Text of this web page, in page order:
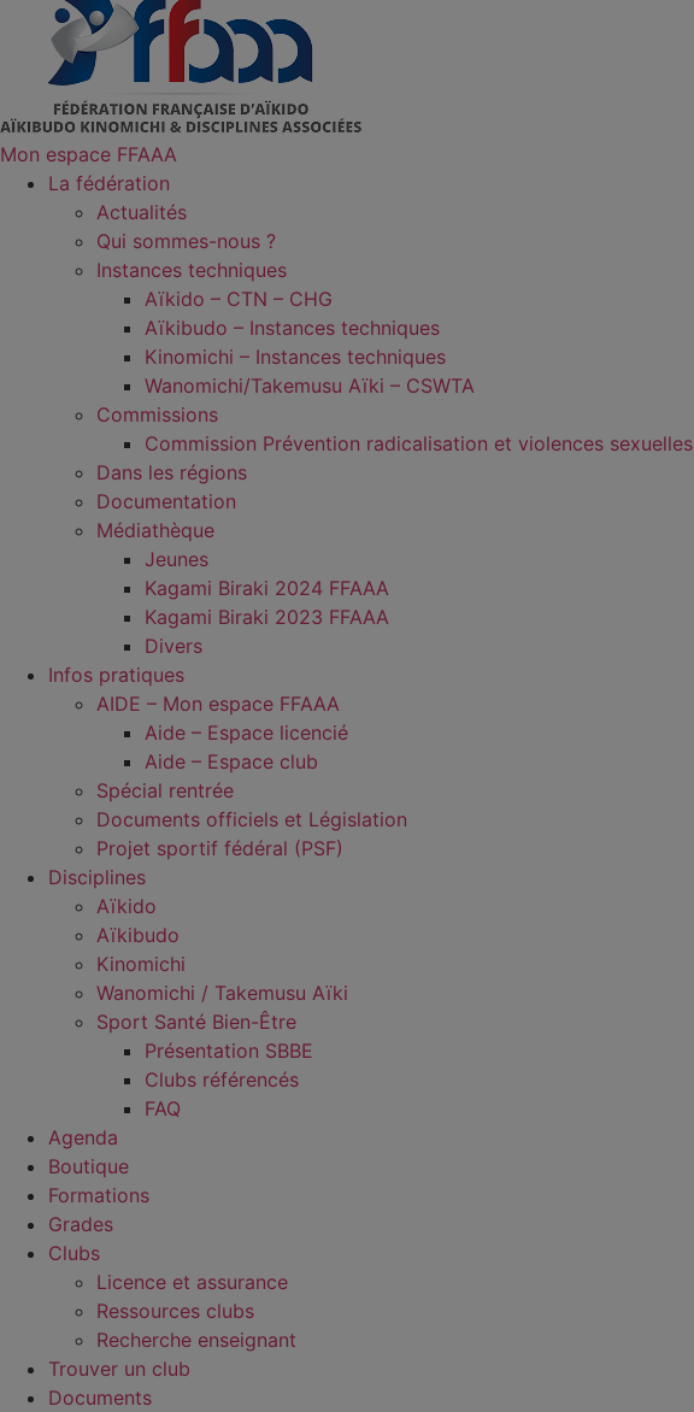
Mon espace FFAAA
La fédération
Actualités
Qui sommes-nous ?
Instances techniques
Aïkido – CTN – CHG
Aïkibudo – Instances techniques
Kinomichi – Instances techniques
Wanomichi/Takemusu Aïki – CSWTA
Commissions
Commission Prévention radicalisation et violences sexuelles
Dans les régions
Documentation
Médiathèque
Jeunes
Kagami Biraki 2024 FFAAA
Kagami Biraki 2023 FFAAA
Divers
Infos pratiques
AIDE – Mon espace FFAAA
Aide – Espace licencié
Aide – Espace club
Spécial rentrée
Documents officiels et Législation
Projet sportif fédéral (PSF)
Disciplines
Aïkido
Aïkibudo
Kinomichi
Wanomichi / Takemusu Aïki
Sport Santé Bien-Être
Présentation SBBE
Clubs référencés
FAQ
Agenda
Boutique
Formations
Grades
Clubs
Licence et assurance
Ressources clubs
Recherche enseignant
Trouver un club
Documents